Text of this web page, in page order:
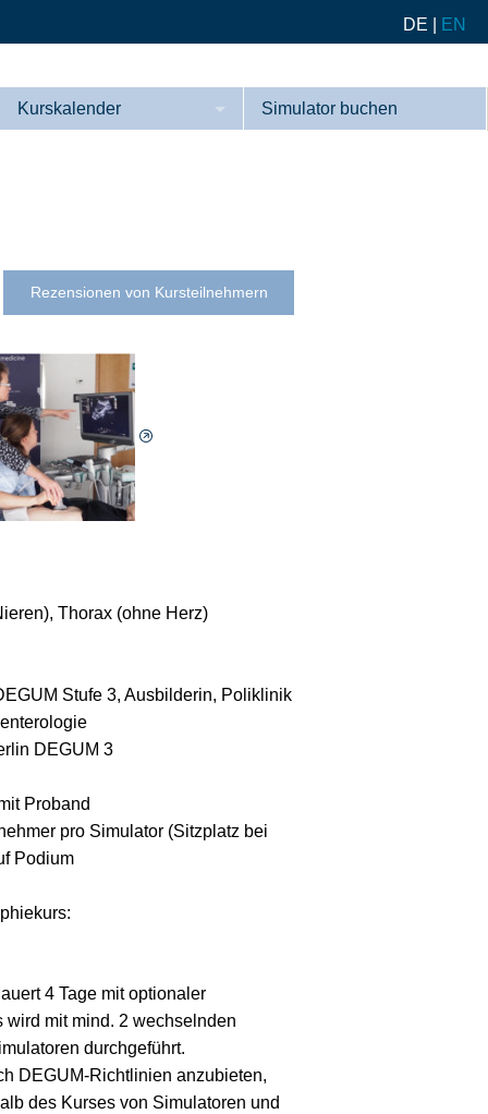
DE EN
Kurskalender Simulator buchen
Rezensionen von Kursteilnehmern
Thorax (ohne Herz)
Stufe 3, Ausbilderin, Poliklinik
DEGUM 3
Proband
pro Simulator (Sitzplatz bei
Podium
4 Tage mit optionaler
mit mind. 2 wechselnden
durchgeführt.
DEGUM-Richtlinien anzubieten,
des Kurses von Simulatoren und